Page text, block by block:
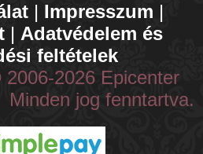
| Impresszum |
| Adatvédelem és
feltételek
2026 Epicenter
jog fenntartva.